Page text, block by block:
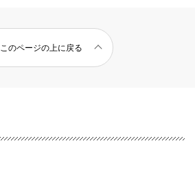
このページの上に戻る